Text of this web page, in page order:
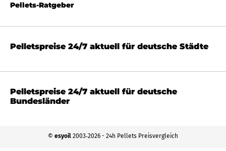
Pellets-Ratgeber
Pelletspreise 24/7 aktuell für deutsche Städte
Pelletspreise 24/7 aktuell für deutsche
Bundesländer
© esyoil 2003‐2026 - 24h Pellets Preisvergleich